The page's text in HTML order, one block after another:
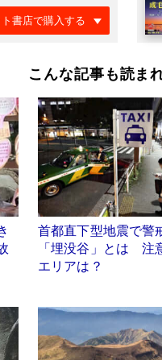
書店で購入する
こんな記事も読ま
首都直下型地震で警
「埋没谷」とは 注
エリアは？